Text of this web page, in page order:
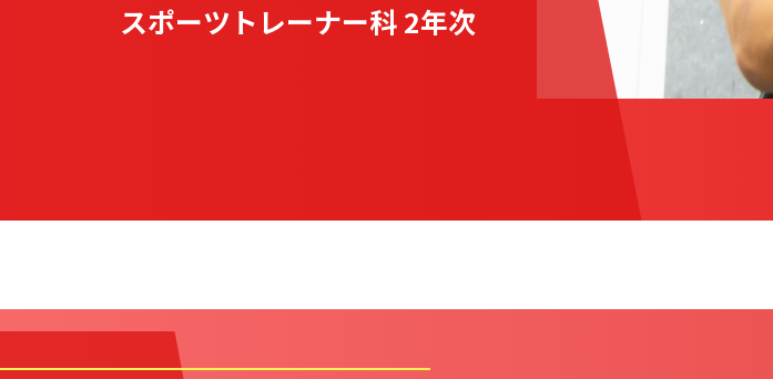
スポーツトレーナー科 2年次